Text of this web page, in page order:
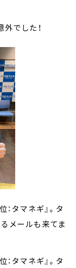
でした！
タマネギ』。タ
メールも来てま
タマネギ』。タ